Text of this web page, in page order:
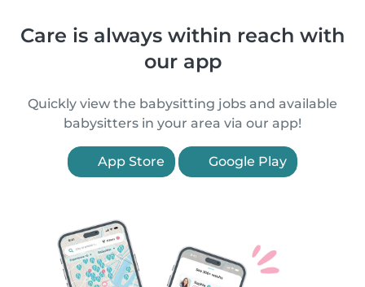
Care is always within reach with
our app
Quickly view the babysitting jobs and available
babysitters in your area via our app!
App Store Google Play